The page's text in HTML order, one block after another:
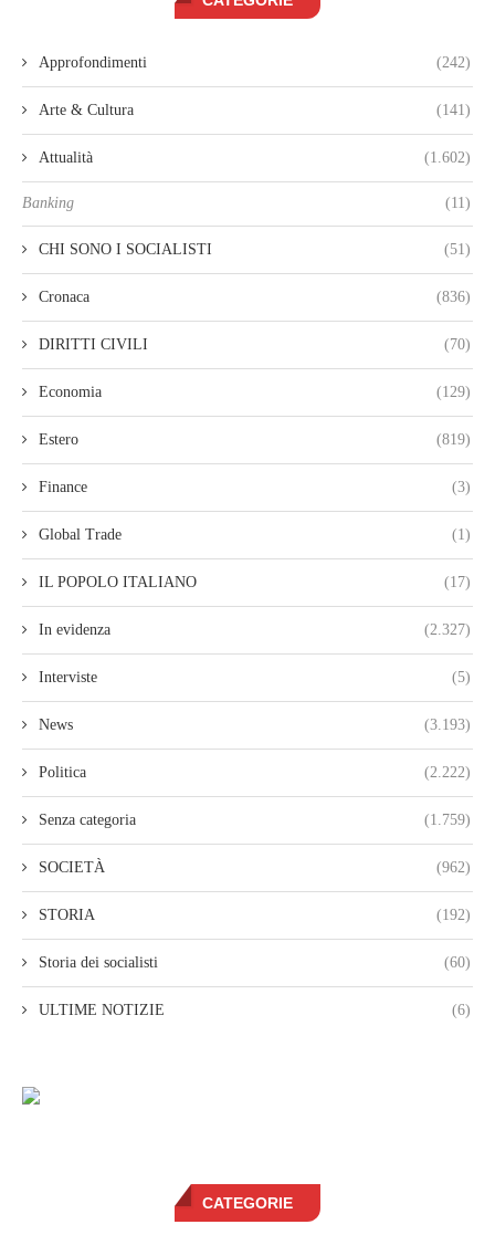
Approfondimenti (242)
Arte & Cultura (141)
Attualità (1.602)
Banking (11)
CHI SONO I SOCIALISTI (51)
Cronaca (836)
DIRITTI CIVILI (70)
Economia (129)
Estero (819)
Finance (3)
Global Trade (1)
IL POPOLO ITALIANO (17)
In evidenza (2.327)
Interviste (5)
News (3.193)
Politica (2.222)
Senza categoria (1.759)
SOCIETÀ (962)
STORIA (192)
Storia dei socialisti (60)
ULTIME NOTIZIE (6)
CATEGORIE